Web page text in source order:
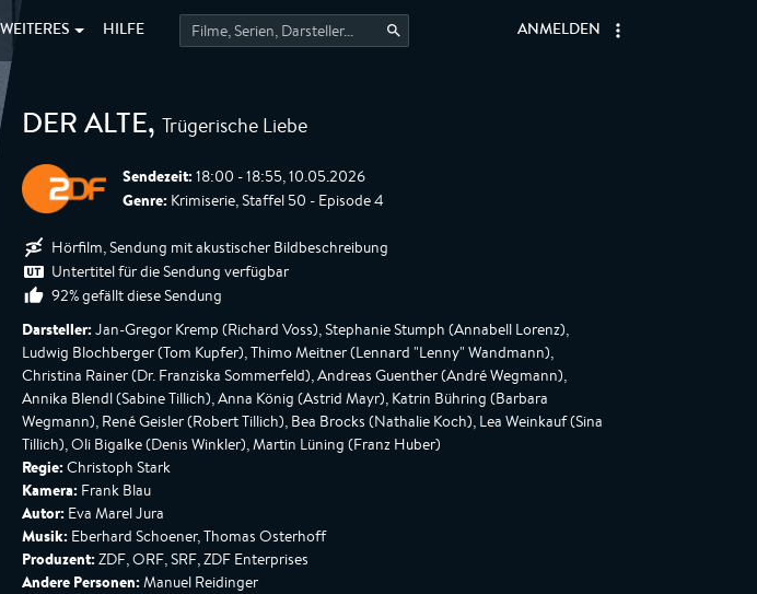
WEITERES HILFE ANMELDEN
DER ALTE, Trügerische Liebe
Sendezeit: 18:00 - 18:55, 10.05.2026
Genre: Krimiserie, Staffel 50 - Episode 4
Hörfilm, Sendung mit akustischer Bildbeschreibung
Untertitel für die Sendung verfügbar
92% gefällt diese Sendung
Darsteller: Jan-Gregor Kremp (Richard Voss), Stephanie Stumph (Annabell Lorenz),
Ludwig Blochberger (Tom Kupfer), Thimo Meitner (Lennard "Lenny" Wandmann),
Christina Rainer (Dr. Franziska Sommerfeld), Andreas Guenther (André Wegmann),
Annika Blendl (Sabine Tillich), Anna König (Astrid Mayr), Katrin Bühring (Barbara
Wegmann), René Geisler (Robert Tillich), Bea Brocks (Nathalie Koch), Lea Weinkauf (Sina
Tillich), Oli Bigalke (Denis Winkler), Martin Lüning (Franz Huber)
Regie: Christoph Stark
Kamera: Frank Blau
Autor: Eva Marel Jura
Musik: Eberhard Schoener, Thomas Osterhoff
Produzent: ZDF, ORF, SRF, ZDF Enterprises
Andere Personen: Manuel Reidinger